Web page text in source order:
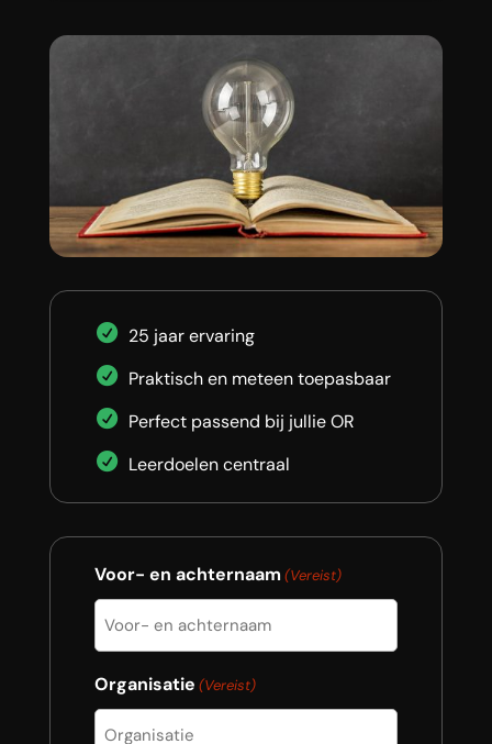
25 jaar ervaring
Praktisch en meteen toepasbaar
Perfect passend bij jullie OR
Leerdoelen centraal
Voor- en achternaam (Vereist)
Organisatie (Vereist)